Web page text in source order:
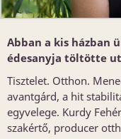
Abban a kis házban
édesanyja töltötte
Tisztelet. Otthon.
avantgárd, a hit
egyvelege. Kurdy
szakértő, producer